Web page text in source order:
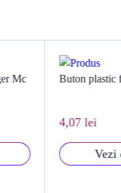
Buton plastic floare turcuaz
Vezi detalii